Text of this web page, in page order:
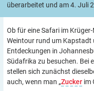
überarbeitet und am 4. Juli
Ob für eine Safari im
Weintour rund um Kapstadt
Entdeckungen in
Südafrika zu besuchen. Bei
stellen sich zunächst
auch, wenn man „Zucker im